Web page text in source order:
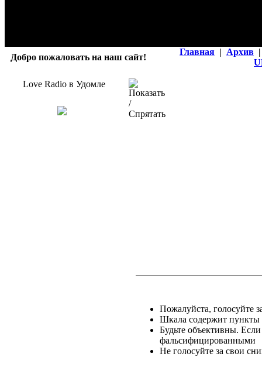
Добро пожаловать на наш сайт!
Главная | Архив |
Love Radio в Удомле
Пожалуйста, голосуйте
Шкала содержит пункты
Будьте объективны.
фальсифицированными
Не голосуйте за свои